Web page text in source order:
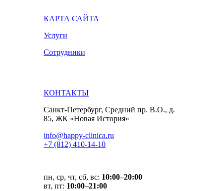
КАРТА САЙТА
Услуги
Сотрудники
КОНТАКТЫ
Санкт-Петербург, Средний пр. В.О., д.
85, ЖК «Новая История»
info@happy-clinica.ru
+7 (812) 410-14-10
пн, ср, чт, сб, вс: 10:00–20:00
вт, пт: 10:00–21:00